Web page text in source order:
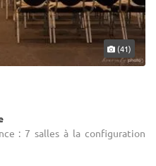
(41)
: 7 salles à la configuration